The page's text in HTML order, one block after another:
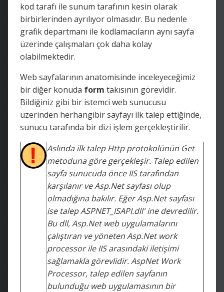
kod tarafı ile sunum tarafının kesin olarak
birbirlerinden ayrılıyor olmasıdır. Bu nedenle
grafik departmanı ile kodlamacıların aynı sayfa
üzerinde çalışmaları çok daha kolay
olabilmektedir.
Web sayfalarının anatomisinde inceleyeceğimiz
bir diğer konuda form takısının görevidir.
Bildiğiniz gibi bir istemci web sunucusu
üzerinden herhangibir sayfayı ilk talep ettiğinde,
sunucu tarafında bir dizi işlem gerçekleştirilir.
Aslında ilk talep Http protokolünün Get
metoduna göre gerçekleşir. Talep edilen
sayfa sunucuda önce IIS tarafından
karşılanır ve Asp.Net sayfası olup
olmadığına bakılır. Eğer Asp.Net sayfası
ise talep ASPNET_ISAPI.dll' ine devredilir.
Bu dll, Asp.Net web uygulamalarını
çalıştıran ve yöneten Asp.Net work
processor ile IIS arasındaki iletişimi
sağlamakla görevlidir. AspNet Work
Processor, talep edilen sayfanın
bulunduğu web uygulamasının bir